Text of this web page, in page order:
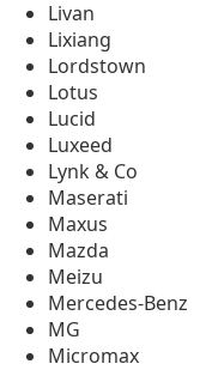
Livan
Lixiang
Lordstown
Lotus
Lucid
Luxeed
Lynk & Co
Maserati
Maxus
Mazda
Meizu
Mercedes-Benz
MG
Micromax